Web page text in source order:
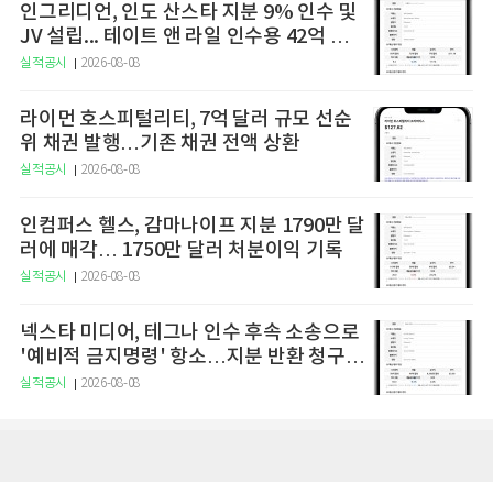
인그리디언, 인도 산스타 지분 9% 인수 및
JV 설립... 테이트 앤 라일 인수용 42억 달
러 규모 자금 조달안 확보
실적공시 2026-08-08
라이먼 호스피털리티, 7억 달러 규모 선순
위 채권 발행…기존 채권 전액 상환
실적공시 2026-08-08
인컴퍼스 헬스, 감마나이프 지분 1790만 달
러에 매각… 1750만 달러 처분이익 기록
실적공시 2026-08-08
넥스타 미디어, 테그나 인수 후속 소송으로
'예비적 금지명령' 항소…지분 반환 청구권
행사도 직면
실적공시 2026-08-08